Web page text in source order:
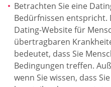
Betrachten Sie eine
Bedürfnissen entspricht.
Dating-Website für
übertragbaren
bedeutet, dass Sie
Bedingungen treffen.
wenn Sie wissen, dass